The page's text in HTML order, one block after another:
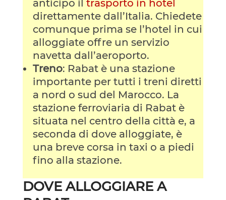
anticipo il trasporto in hotel
direttamente dall’Italia. Chiedete
comunque prima se l’hotel in cui
alloggiate offre un servizio
navetta dall’aeroporto.
Treno: Rabat è una stazione
importante per tutti i treni diretti
a nord o sud del Marocco. La
stazione ferroviaria di Rabat è
situata nel centro della città e, a
seconda di dove alloggiate, è
una breve corsa in taxi o a piedi
fino alla stazione.
DOVE ALLOGGIARE A